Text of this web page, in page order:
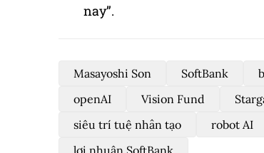
nay”.
Masayoshi Son SoftBank
openAI
Vision Fund
siêu trí tuệ nhân tạo
robot AI
lợi nhuận SoftBank